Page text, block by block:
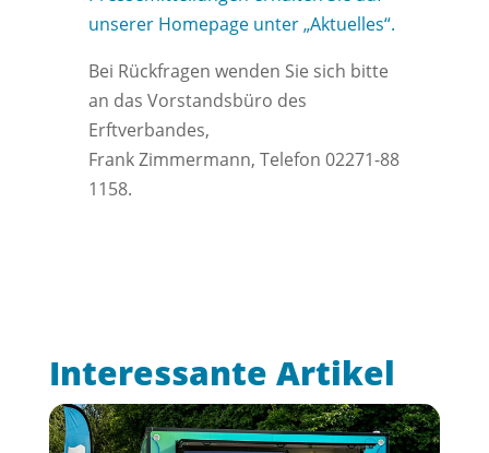
unserer Homepage unter „Aktuelles“.
Bei Rückfragen wenden Sie sich bitte
an das Vorstandsbüro des
Erftverbandes,
Frank Zimmermann, Telefon 02271-88
1158.
Interessante Artikel